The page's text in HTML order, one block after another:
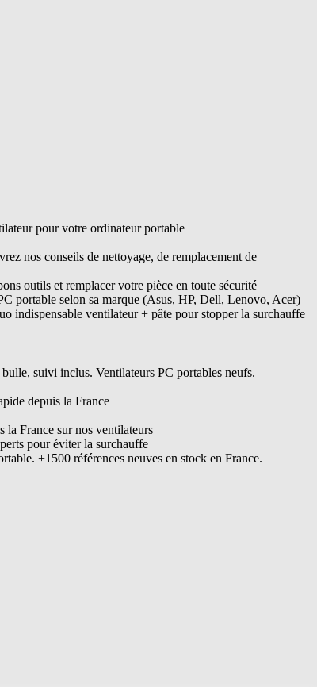
pour votre ordinateur portable
nos conseils de nettoyage, de remplacement de
outils et remplacer votre pièce en toute sécurité
portable selon sa marque (Asus, HP, Dell, Lenovo, Acer)
indispensable ventilateur + pâte pour stopper la surchauffe
suivi inclus. Ventilateurs PC portables neufs.
depuis la France
la France sur nos ventilateurs
pour éviter la surchauffe
+1500 références neuves en stock en France.